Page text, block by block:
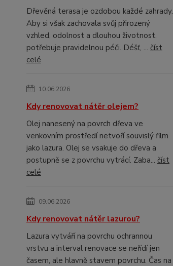
Dřevěná terasa je ozdobou každé zahrady.
Aby si však zachovala svůj přirozený
vzhled, odolnost a dlouhou životnost,
potřebuje pravidelnou péči. Déšť, ... číst
celé
10.06.2026
Kdy renovovat nátěr olejem?
Olej nanesený na povrch dřeva ve
venkovním prostředí netvoří souvislý film
jako lazura. Olej se vsakuje do dřeva a
postupně se z povrchu vytrácí. Zaba... číst
celé
09.06.2026
Kdy renovovat nátěr lazurou?
Lazura vytváří na povrchu ochrannou
vrstvu a interval renovace se neřídí jen
časem, ale hlavně stavem povrchu. Čas na